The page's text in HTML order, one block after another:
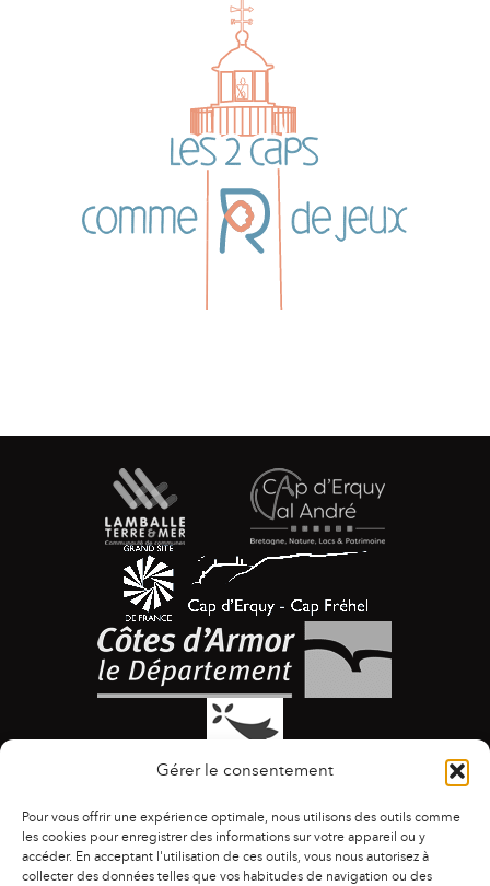
Gérer le consentement
Pour vous offrir une expérience optimale, nous utilisons des outils comme
les cookies pour enregistrer des informations sur votre appareil ou y
accéder. En acceptant l'utilisation de ces outils, vous nous autorisez à
collecter des données telles que vos habitudes de navigation ou des